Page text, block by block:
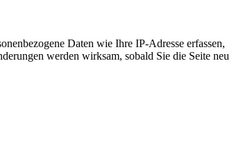
Daten wie Ihre IP-Adresse erfassen,
werden wirksam, sobald Sie die Seite neu